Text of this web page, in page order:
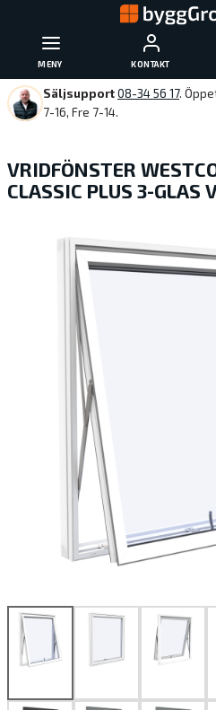
MENY KONTAKT
Säljsupport08-34 56 17.
7-16, Fre 7-14.
VRIDFÖNSTER
CLASSIC PLUS 3-GLAS